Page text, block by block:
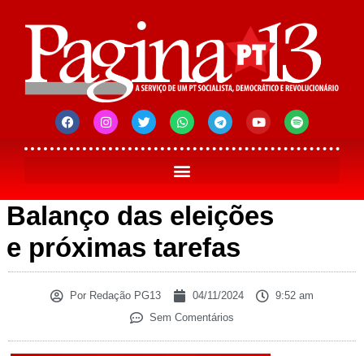
Balanço das eleições
e próximas tarefas
Por Redação PG13 04/11/2024
9:52 am
Sem Comentários